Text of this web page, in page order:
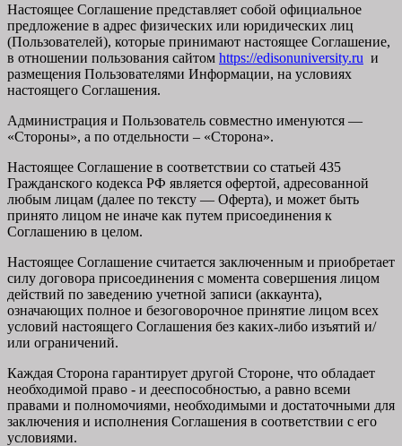
Настоящее Соглашение представляет собой официальное
предложение в адрес физических или юридических лиц
(Пользователей), которые принимают настоящее Соглашение,
в отношении пользования сайтом https://edisonuniversity.ru и
размещения Пользователями Информации, на условиях
настоящего Соглашения.
Администрация и Пользователь совместно именуются —
«Стороны», а по отдельности – «Сторона».
Настоящее Соглашение в соответствии со статьей 435
Гражданского кодекса РФ является офертой, адресованной
любым лицам (далее по тексту — Оферта), и может быть
принято лицом не иначе как путем присоединения к
Соглашению в целом.
Настоящее Соглашение считается заключенным и приобретает
силу договора присоединения с момента совершения лицом
действий по заведению учетной записи (аккаунта),
означающих полное и безоговорочное принятие лицом всех
условий настоящего Соглашения без каких-либо изъятий и/
или ограничений.
Каждая Сторона гарантирует другой Стороне, что обладает
необходимой право - и дееспособностью, а равно всеми
правами и полномочиями, необходимыми и достаточными для
заключения и исполнения Соглашения в соответствии с его
условиями.